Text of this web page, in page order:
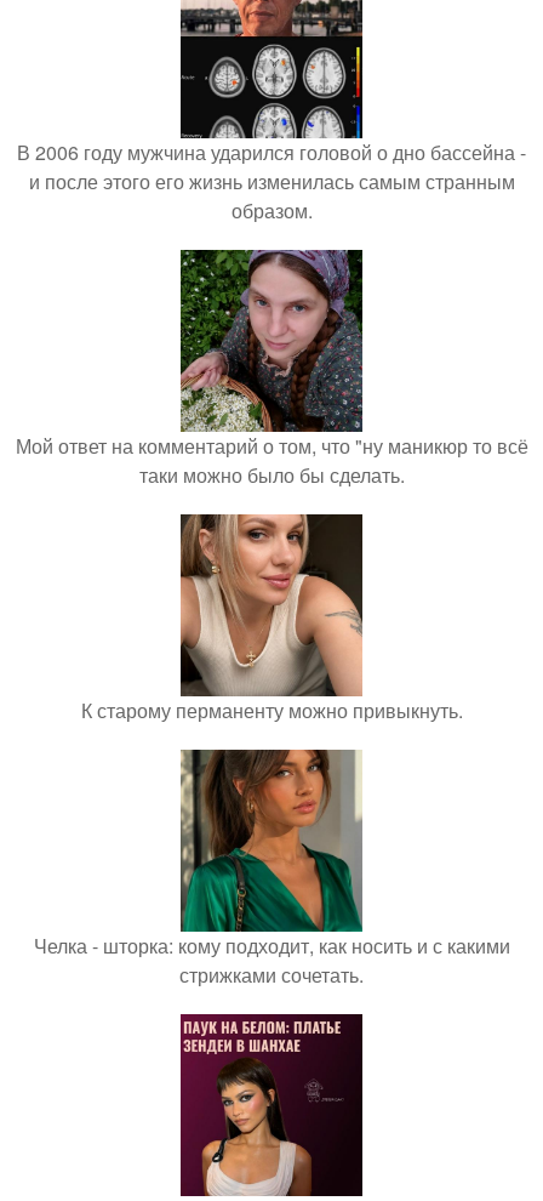
В 2006 году мужчина ударился головой о дно бассейна -
и после этого его жизнь изменилась самым странным
образом.
Мой ответ на комментарий о том, что "ну маникюр то всё
таки можно было бы сделать.
К старому перманенту можно привыкнуть.
Челка - шторка: кому подходит, как носить и с какими
стрижками сочетать.